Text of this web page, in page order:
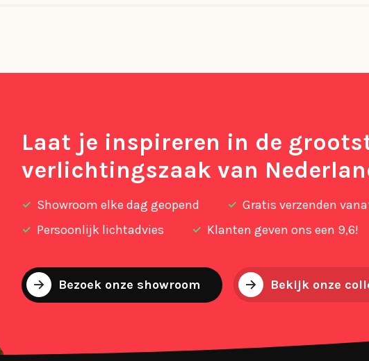
Laat je inspireren in de
verlichtingszaak van
Showroom elke dag geopend
Gratis verzenden
Persoonlijk lichtadvies
Klanten geven ons een 9,6!
Bezoek onze showroom Bekijk onze